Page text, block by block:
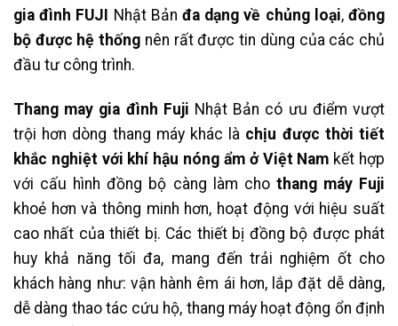
gia đình FUJI Nhật Bảnđa dạng về chủng loại,đồng
bộ được hệ thống nên rất được tin dùng của các chủ
đầu tư công trình.
Thang may gia đình Fuji Nhật Bản có ưu điểm vượt
trội hơn dòng thang máy khác là chịu được thời tiết
khắc nghiệt với khí hậu nóng ẩm ở Việt Nam kết hợp
với cấu hình đồng bộ càng làm cho thang máy Fuji
khoẻ hơn và thông minh hơn, hoạt động với hiệu suất
cao nhất của thiết bị. Các thiết bị đồng bộ được phát
huy khả năng tối đa, mang đến trải nghiệm ốt cho
khách hàng như: vận hành êm ái hơn, lắp đặt dễ dàng,
dễ dàng thao tác cứu hộ, thang máy hoạt động ổn định